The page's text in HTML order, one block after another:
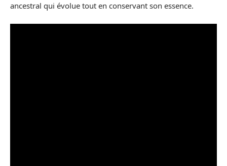
ancestral qui évolue tout en conservant son essence.